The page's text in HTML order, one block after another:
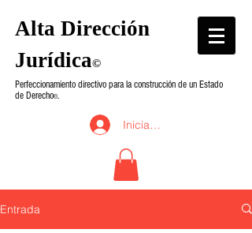
Alta Dirección
Jurídica©
Perfeccionamiento directivo para la construcción de un Estado
de Derecho©.
Iniciar sesión
Entrada